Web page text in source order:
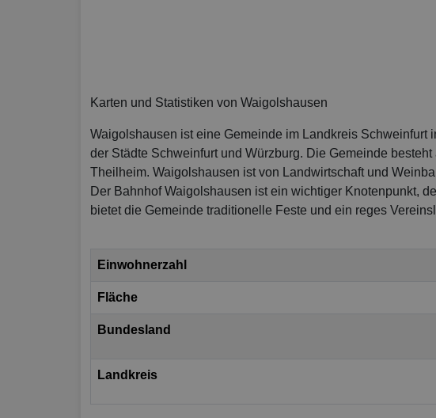
Karten und Statistiken von Waigolshausen
Waigolshausen ist eine Gemeinde im Landkreis
der Städte Schweinfurt und Würzburg. Die Gemeinde
Theilheim. Waigolshausen ist von Landwirtschaft und
Der Bahnhof Waigolshausen ist ein wichtiger Knotenpunkt,
bietet die Gemeinde traditionelle Feste und ein reges
Einwohnerzahl
Fläche
Bundesland
Landkreis